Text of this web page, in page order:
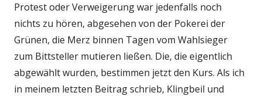
Protest oder Verweigerung war jedenfalls noch
nichts zu hören, abgesehen von der Pokerei der
Grünen, die Merz binnen Tagen vom Wahlsieger
zum Bittsteller mutieren ließen. Die, die eigentlich
abgewählt wurden, bestimmen jetzt den Kurs. Als ich
in meinem letzten Beitrag schrieb, Klingbeil und